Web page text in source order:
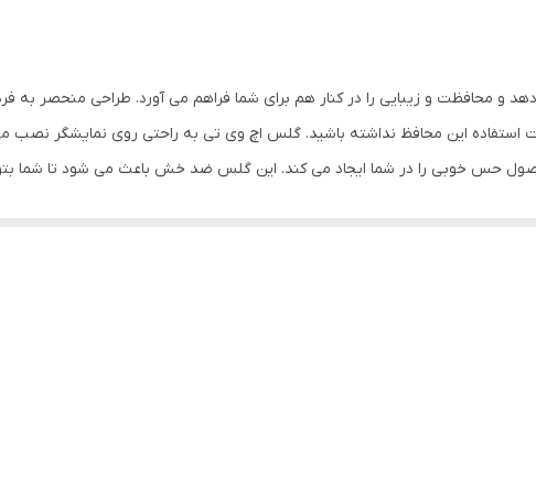
محافظت و زیبایی را در کنار هم برای شما فراهم می آورد. طراحی منحصر به
استفاده این محافظ نداشته باشید. گلس اچ وی تی به راحتی روی نمایشگر
حس خوبی را در شما ایجاد می کند. این گلس ضد خش باعث می شود تا شما